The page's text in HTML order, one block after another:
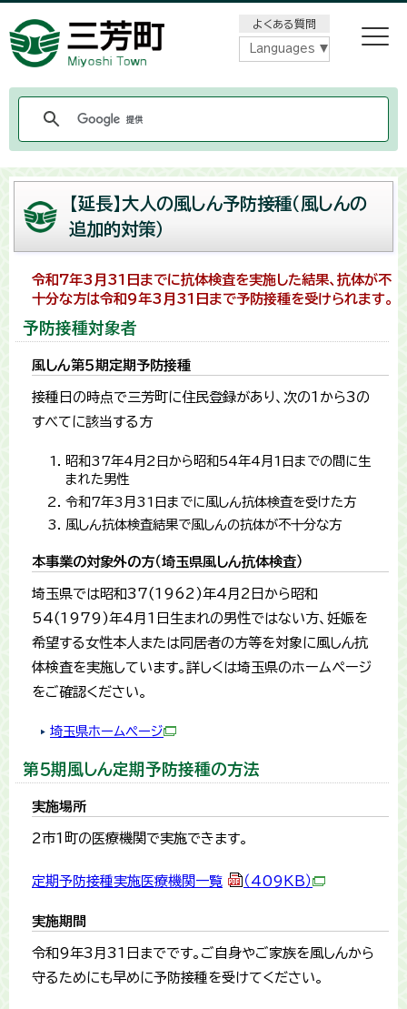
よくある質問
Languages
【延長】大人の風しん予防接種（風しんの
追加的対策）
令和7年3月31日までに抗体検査を実施した結果、抗体が不
十分な方は令和9年3月31日まで予防接種を受けられます。
予防接種対象者
風しん第５期定期予防接種
接種日の時点で三芳町に住民登録があり、次の1から3の
すべてに該当する方
昭和37年4月2日から昭和54年4月1日までの間に生
まれた男性
令和7年3月31日までに風しん抗体検査を受けた方
風しん抗体検査結果で風しんの抗体が不十分な方
本事業の対象外の方（埼玉県風しん抗体検査）
埼玉県では昭和37(1962)年4月2日から昭和
54(1979)年4月1日生まれの男性ではない方、妊娠を
希望する女性本人または同居者の方等を対象に風しん抗
体検査を実施しています。詳しくは埼玉県のホームページ
をご確認ください。
埼玉県ホームページ
第５期風しん定期予防接種の方法
実施場所
2市1町の医療機関で実施できます。
定期予防接種実施医療機関一覧 （409KB）
実施期間
令和9年3月31日までです。ご自身やご家族を風しんから
守るためにも早めに予防接種を受けてください。